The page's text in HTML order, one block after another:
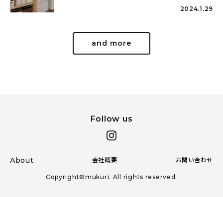
2024.1.29
and more
Follow us
About 会社概要 お問い合わせ
Copyright©mukuri. All rights reserved.